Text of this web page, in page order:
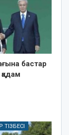
бастар
ТІЗБЕСІ